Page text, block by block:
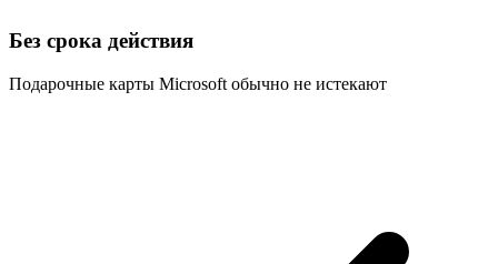
Без срока действия
Подарочные карты Microsoft обычно не истекают